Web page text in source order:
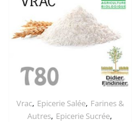
Vrac, Epicerie Salée, Farines &
Autres, Epicerie Sucrée,